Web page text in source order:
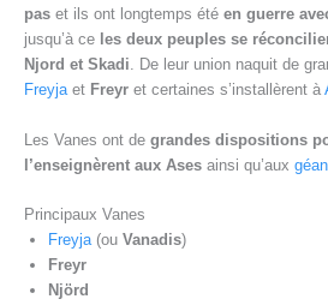
pas et ils ont longtemps été en guerre
jusqu’à ce les deux peuples se
Njord et Skadi. De leur union naquit de
Freyjaet Freyr et certaines s’installèrent à
Les Vanes ont de grandes dispositions
l’enseignèrent aux Ases ainsi qu’aux
Principaux Vanes
Freyja(ou Vanadis)
Freyr
Njörd